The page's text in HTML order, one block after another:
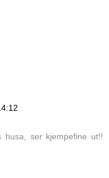
husa, ser kjempefine ut!!